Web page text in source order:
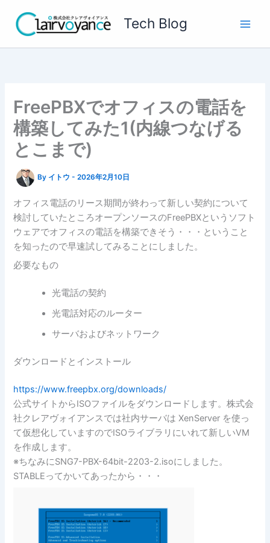
ス
Tech Blog
FreePBXでオフィスの電話を
構築してみた1(内線つなげる
とこまで)
By イトウ-2026年2月10日
オフィス電話のリース期間が終わって新しい契約について
検討していたところオープンソースのFreePBXというソフト
ウェアでオフィスの電話を構築できそう・・・ということ
を知ったので早速試してみることにしました。
必要なもの
光電話の契約
光電話対応のルーター
サーバおよびネットワーク
ダウンロードとインストール
https://www.freepbx.org/downloads/
公式サイトからISOファイルをダウンロードします。株式会
社クレアヴォイアンスでは社内サーバは XenServer を使っ
て仮想化していますのでISOライブラリにいれて新しいVM
を作成します。
※ちなみにSNG7-PBX-64bit-2203-2.isoにしました。
STABLEってかいてあったから・・・